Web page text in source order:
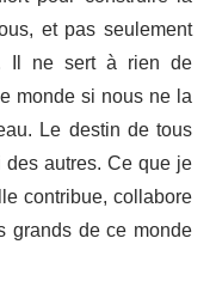
et pas seulement
Il ne sert à rien de
monde si nous ne la
Le destin de tous
autres. Ce que je
contribue, collabore
de ce monde